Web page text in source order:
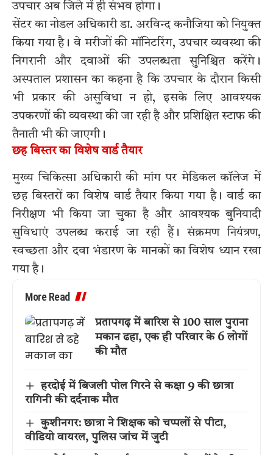
उपचार अब जिले में ही संभव होगा।
सेंटर का नोडल अधिकारी डा. अरविन्द कनौजिया को नियुक्त
किया गया है। वे मरीजों की मॉनिटरिंग, उपचार व्यवस्था की
निगरानी और दवाओं की उपलब्धता सुनिश्चित करेंगे।
अस्पताल प्रशासन का कहना है कि उपचार के दौरान किसी
भी प्रकार की असुविधा न हो, इसके लिए आवश्यक
उपकरणों की व्यवस्था की जा रही है और प्रशिक्षित स्टाफ की
तैनाती भी की जाएगी।
छह बिस्तर का विशेष वार्ड तैयार
मुख्य चिकित्सा अधिकारी की मांग पर मेडिकल कॉलेज में
छह बिस्तरों का विशेष वार्ड तैयार किया गया है। वार्ड का
निरीक्षण भी किया जा चुका है और आवश्यक बुनियादी
सुविधाएं उपलब्ध कराई जा रही हैं। संक्रमण नियंत्रण,
स्वच्छता और दवा भंडारण के मानकों का विशेष ध्यान रखा
गया है।
More Read
प्रतापगढ़ में बारिश से 100 साल पुराना
मकान ढहा, एक ही परिवार के 6 लोगों
की मौत
हरदोई में बिजली पोल गिरने से कक्षा 9 की छात्रा
रागिनी की दर्दनाक मौत
कुशीनगर: छात्रा ने शिक्षक को चप्पलों से पीटा,
वीडियो वायरल, पुलिस जांच में जुटी